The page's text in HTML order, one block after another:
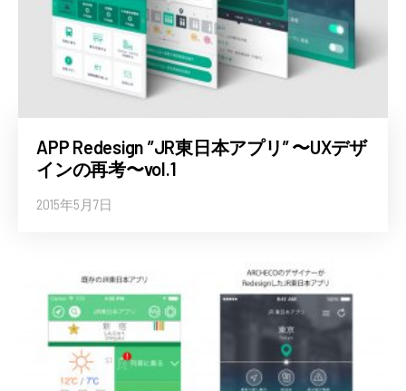
APP Redesign ”JR東日本アプリ” 〜UXデザ
インの再考〜vol.1
2015年5月7日